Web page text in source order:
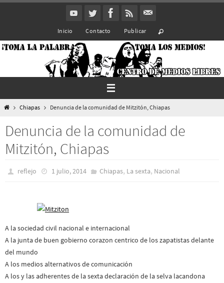
Inicio Contacto Publicar
InicioChiapas Denuncia de la comunidad de Mitzitón, Chiapas
Denuncia de la comunidad de
Mitzitón, Chiapas
reflejo 1 julio, 2014 Chiapas, La sexta, Nacional
A la sociedad civil nacional e internacional
A la junta de buen gobierno corazon centrico de los zapatistas delante
del mundo
A los medios alternativos de comunicación
A los y las adherentes de la sexta declaración de la selva lacandona